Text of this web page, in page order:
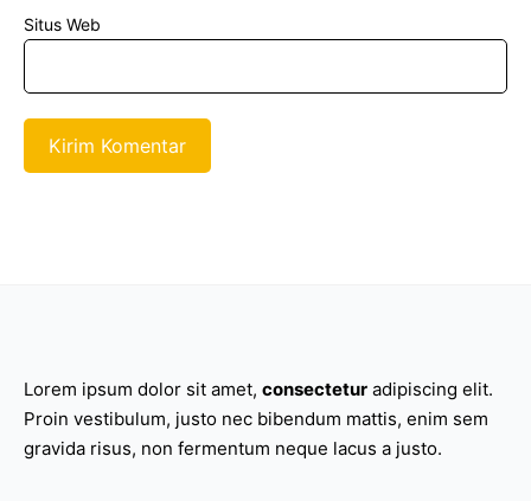
Situs Web
Lorem ipsum dolor sit amet, consectetur adipiscing elit.
Proin vestibulum, justo nec bibendum mattis, enim sem
gravida risus, non fermentum neque lacus a justo.